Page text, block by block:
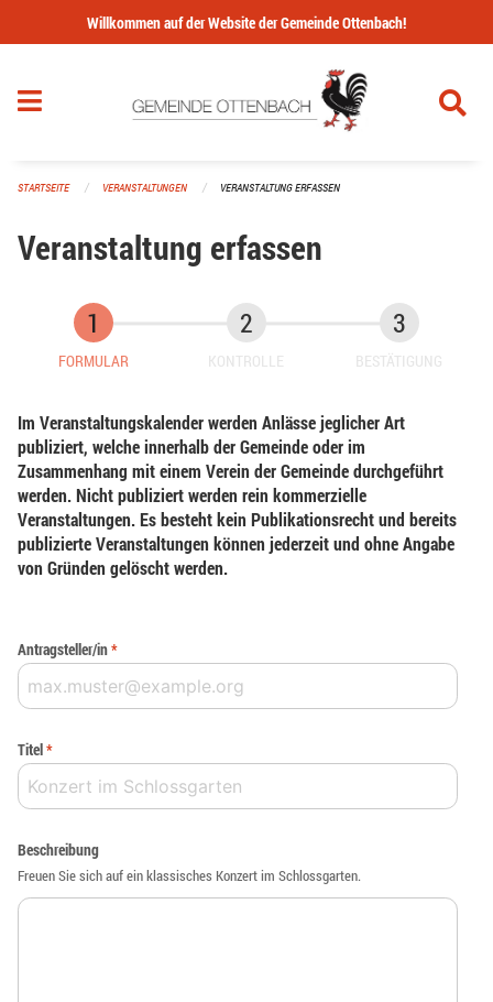
Navigation überspringen
Willkommen auf der Website der Gemeinde Ottenbach!
STARTSEITE VERANSTALTUNGEN VERANSTALTUNG ERFASSEN
Veranstaltung erfassen
FORMULAR KONTROLLE BESTÄTIGUNG
Im Veranstaltungskalender werden Anlässe jeglicher Art
publiziert, welche innerhalb der Gemeinde oder im
Zusammenhang mit einem Verein der Gemeinde durchgeführt
werden. Nicht publiziert werden rein kommerzielle
Veranstaltungen. Es besteht kein Publikationsrecht und bereits
publizierte Veranstaltungen können jederzeit und ohne Angabe
von Gründen gelöscht werden.
Antragsteller/in*
Titel*
Beschreibung
Freuen Sie sich auf ein klassisches Konzert im Schlossgarten.